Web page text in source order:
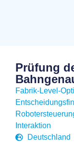
Prüfung
Fabrik-Level-
Interaktion
Deutschland